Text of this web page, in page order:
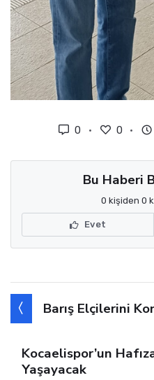
0 0
Bu Haberi
0 kişiden 0
Evet
Barış Elçilerini
Kocaelispor’un
Yaşayacak